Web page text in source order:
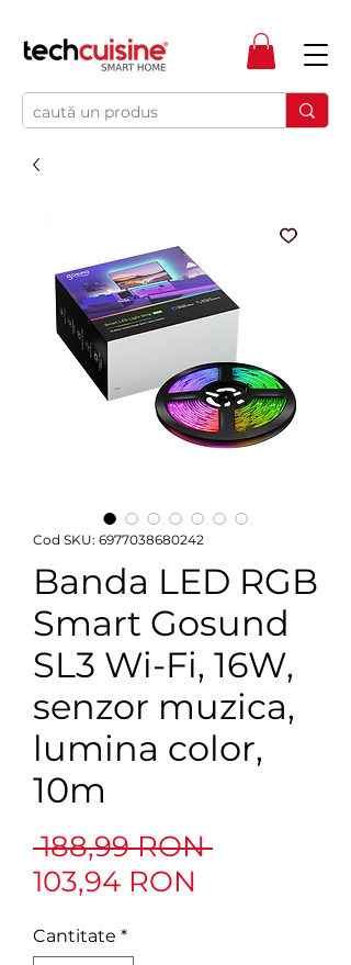
Cod SKU: 6977038680242
Banda LED RGB
Smart Gosund
SL3 Wi-Fi, 16W,
senzor muzica,
lumina color,
10m
188,99 RON Preț
103,94 RON
Cantitate *